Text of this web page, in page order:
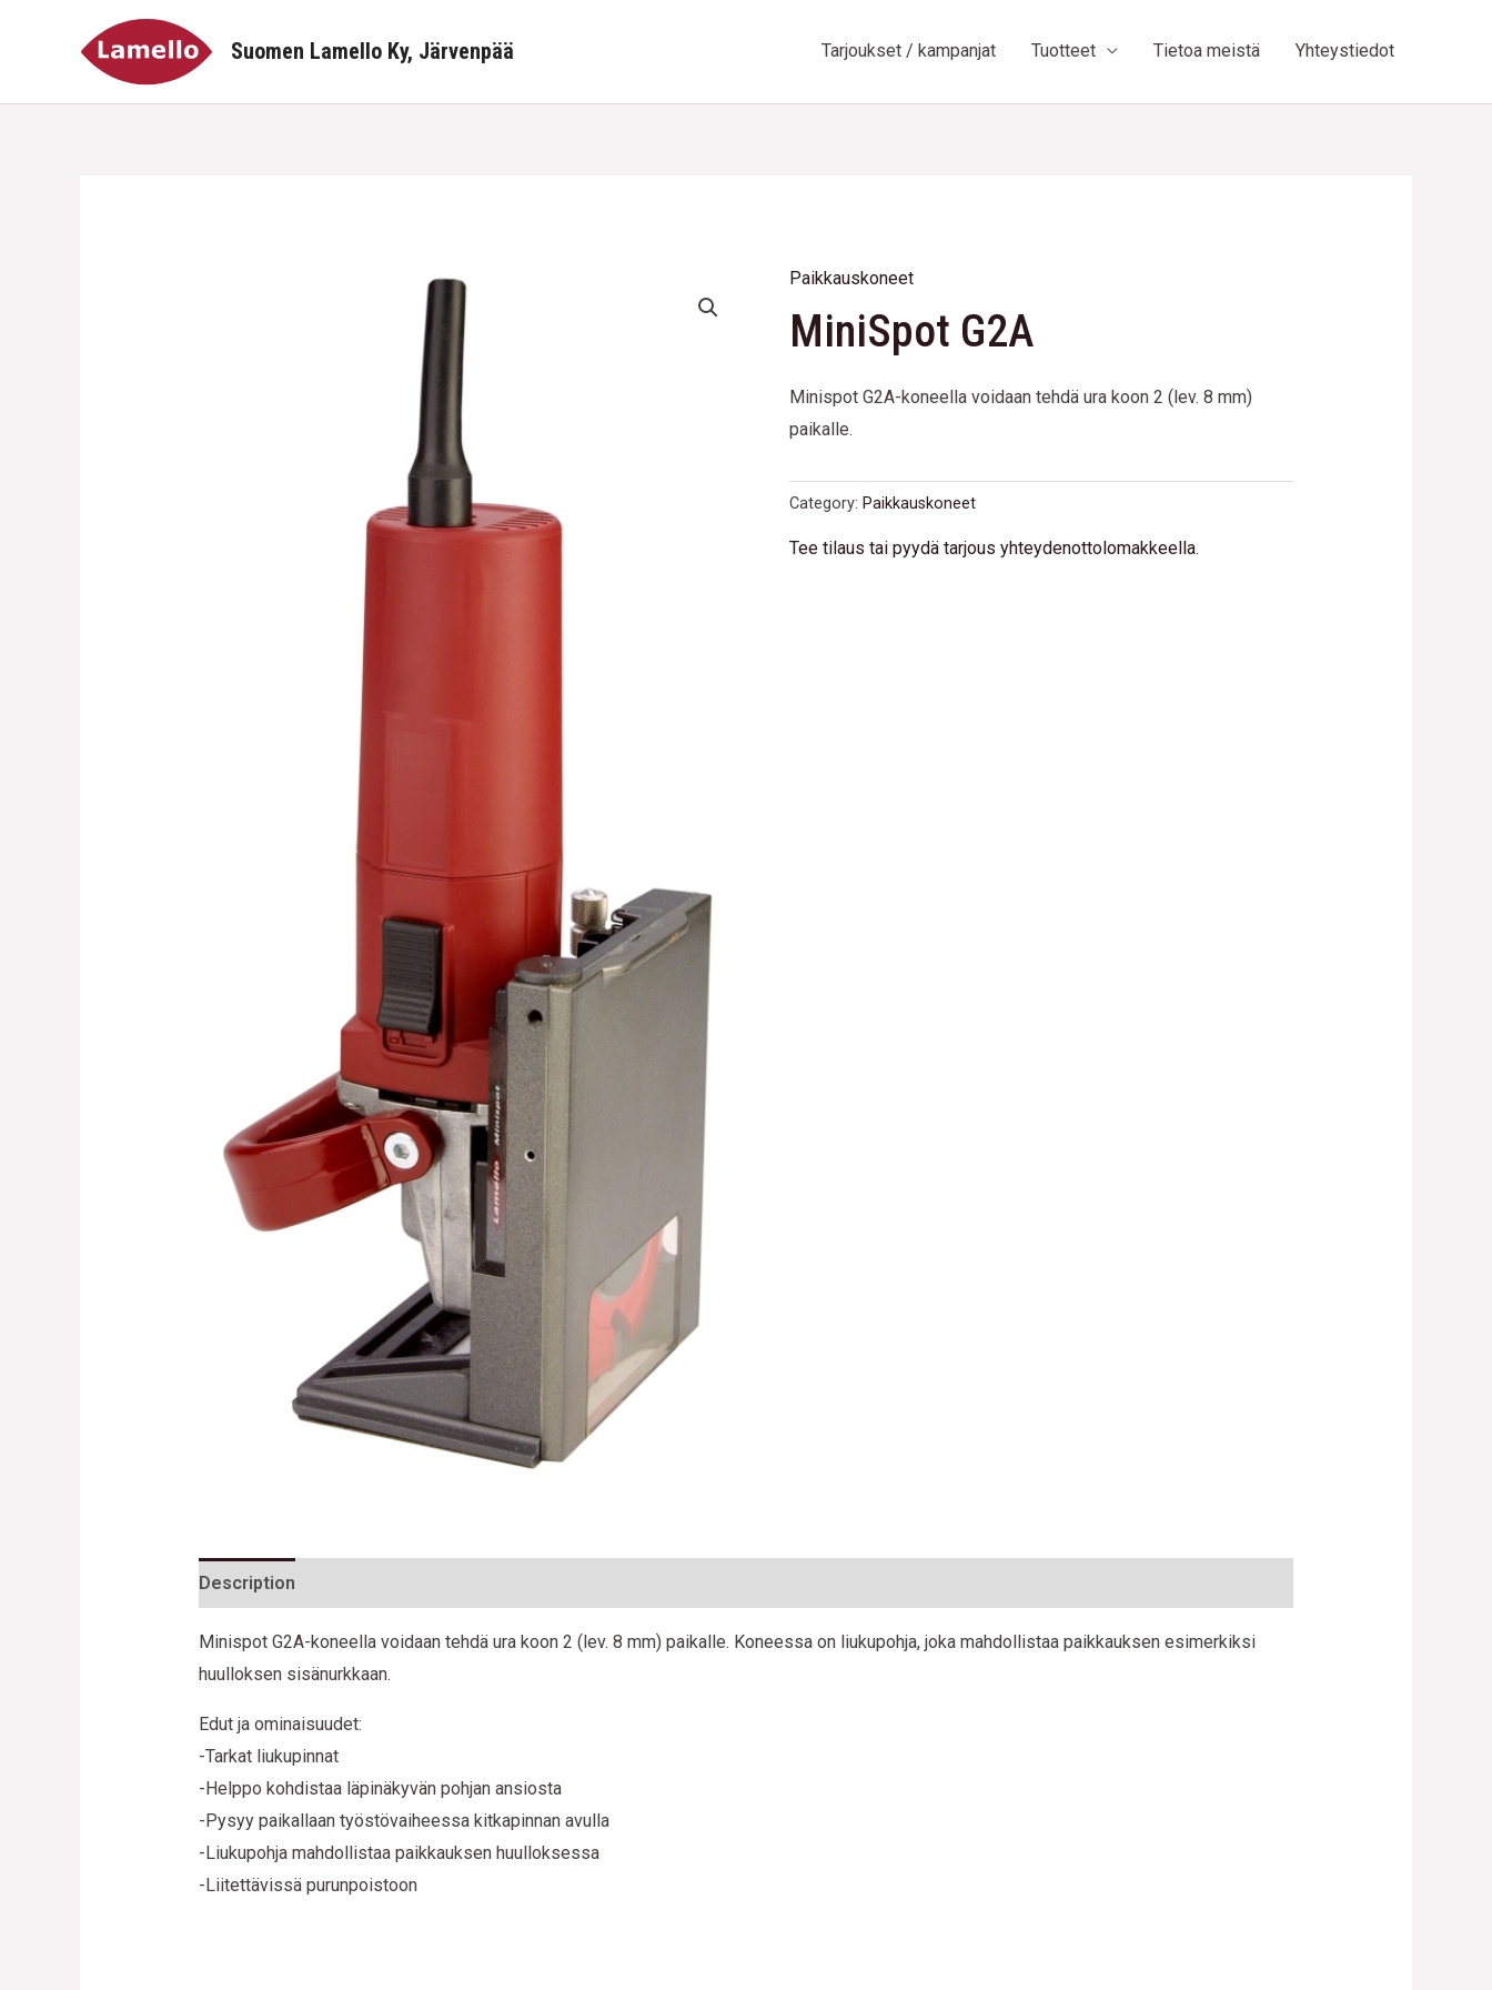
Suomen Lamello Ky, Järvenpää Tarjoukset / kampanjat Tuotteet Tietoa meistä Yhteystiedot
Paikkauskoneet
MiniSpot G2A
Minispot G2A-koneella voidaan tehdä ura koon 2 (lev. 8 mm)
paikalle.
MiniSpot
G2A
quantity
Category: Paikkauskoneet
Tee tilaus tai pyydä tarjous yhteydenottolomakkeella.
Description
Minispot G2A-koneella voidaan tehdä ura koon 2 (lev. 8 mm) paikalle. Koneessa on liukupohja, joka mahdollistaa paikkauksen esimerkiksi
huulloksen sisänurkkaan.
Edut ja ominaisuudet:
-Tarkat liukupinnat
-Helppo kohdistaa läpinäkyvän pohjan ansiosta
-Pysyy paikallaan työstövaiheessa kitkapinnan avulla
-Liukupohja mahdollistaa paikkauksen huulloksessa
-Liitettävissä purunpoistoon